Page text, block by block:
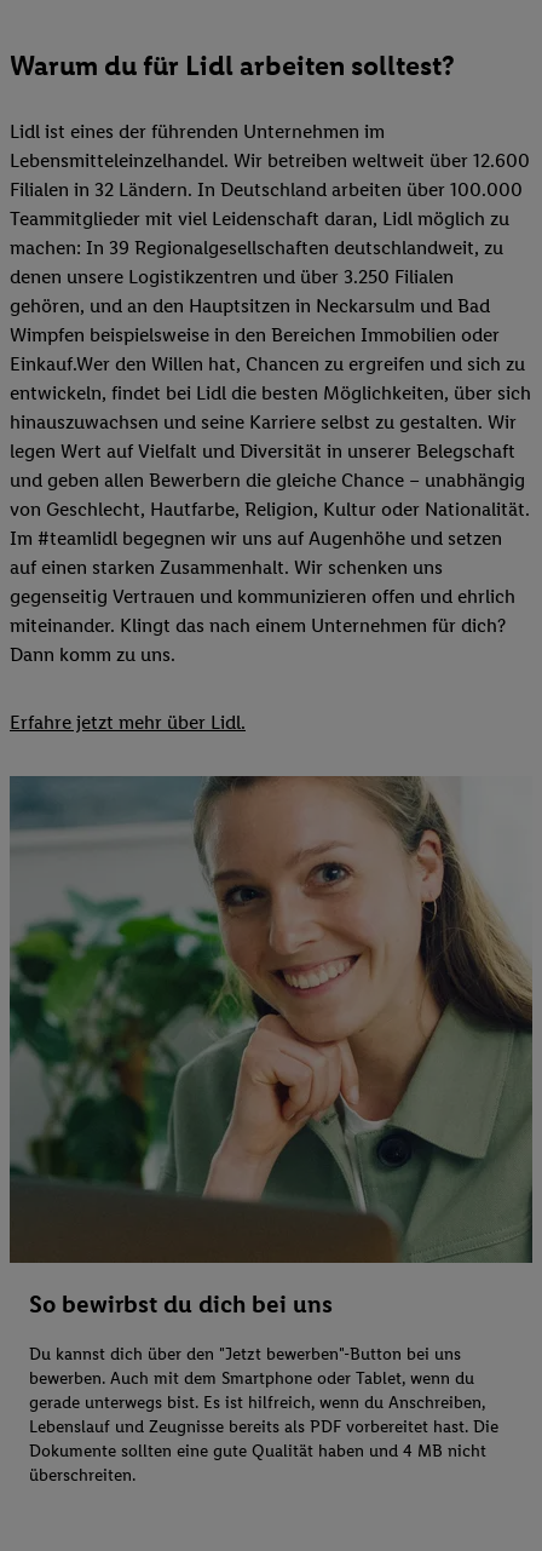
Warum du für Lidl arbeiten solltest?
Lidl ist eines der führenden Unternehmen im
Lebensmitteleinzelhandel. Wir betreiben weltweit über 12.600
Filialen in 32 Ländern. In Deutschland arbeiten über 100.000
Teammitglieder mit viel Leidenschaft daran, Lidl möglich zu
machen: In 39 Regionalgesellschaften deutschlandweit, zu
denen unsere Logistikzentren und über 3.250 Filialen
gehören, und an den Hauptsitzen in Neckarsulm und Bad
Wimpfen beispielsweise in den Bereichen Immobilien oder
Einkauf.Wer den Willen hat, Chancen zu ergreifen und sich zu
entwickeln, findet bei Lidl die besten Möglichkeiten, über sich
hinauszuwachsen und seine Karriere selbst zu gestalten. Wir
legen Wert auf Vielfalt und Diversität in unserer Belegschaft
und geben allen Bewerbern die gleiche Chance – unabhängig
von Geschlecht, Hautfarbe, Religion, Kultur oder Nationalität.
Im #teamlidl begegnen wir uns auf Augenhöhe und setzen
auf einen starken Zusammenhalt. Wir schenken uns
gegenseitig Vertrauen und kommunizieren offen und ehrlich
miteinander. Klingt das nach einem Unternehmen für dich?
Dann komm zu uns.​
Erfahre jetzt mehr über Lidl.
So bewirbst du dich bei uns
Du kannst dich über den "Jetzt bewerben"-Button bei uns
bewerben. Auch mit dem Smartphone oder Tablet, wenn du
gerade unterwegs bist. Es ist hilfreich, wenn du Anschreiben,
Lebenslauf und Zeugnisse bereits als PDF vorbereitet hast. Die
Dokumente sollten eine gute Qualität haben und 4 MB nicht
überschreiten.